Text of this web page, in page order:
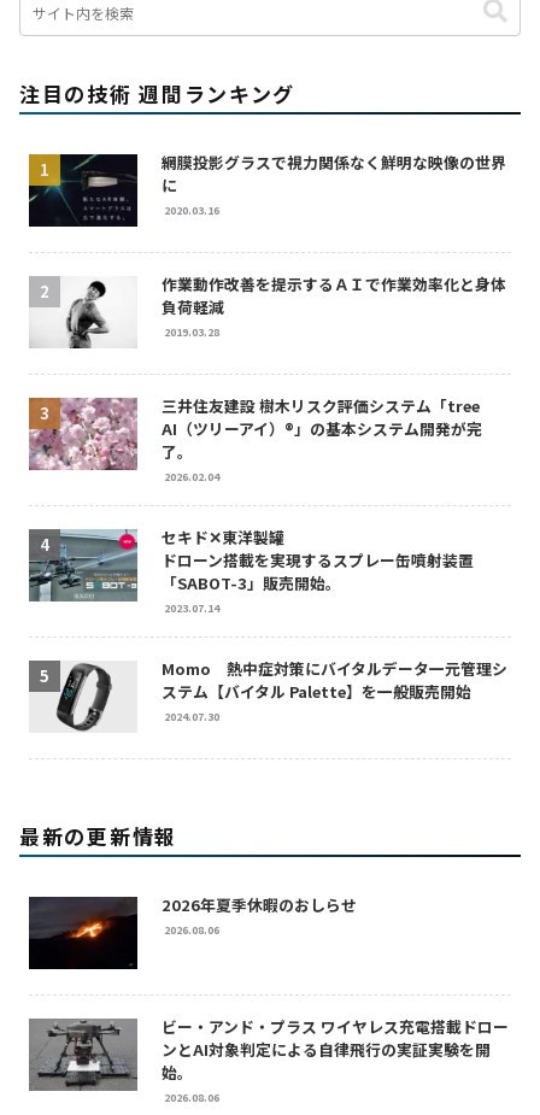
注目の技術 週間ランキング
網膜投影グラスで視力関係なく鮮明な映像の世界
に
2020.03.16
作業動作改善を提示するＡＩで作業効率化と身体
負荷軽減
2019.03.28
三井住友建設 樹木リスク評価システム「tree
AI（ツリーアイ）®」の基本システム開発が完
了。
2026.02.04
セキド✕東洋製罐
ドローン搭載を実現するスプレー缶噴射装置
「SABOT-3」販売開始。
2023.07.14
Momo 熱中症対策にバイタルデータ一元管理シ
ステム【バイタル Palette】を一般販売開始
2024.07.30
最新の更新情報
2026年夏季休暇のおしらせ
2026.08.06
ビー・アンド・プラス ワイヤレス充電搭載ドロー
ンとAI対象判定による自律飛行の実証実験を開
始。
2026.08.06